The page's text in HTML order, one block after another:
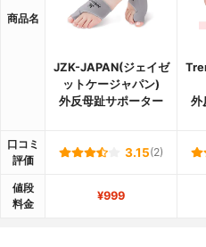
商品名
JZK-JAPAN(ジェイゼ
ットケージャパン)
外反母趾サポーター
外
口コミ
評価
3.15(2)
値段
料金
¥999